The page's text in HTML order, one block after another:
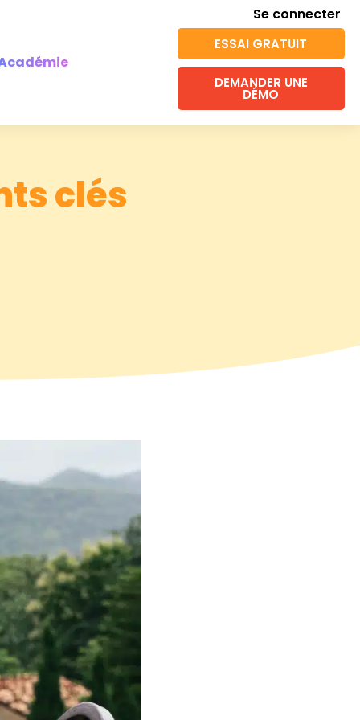
Se connecter
ESSAI GRATUIT
DEMANDER UNE
DÉMO
clés